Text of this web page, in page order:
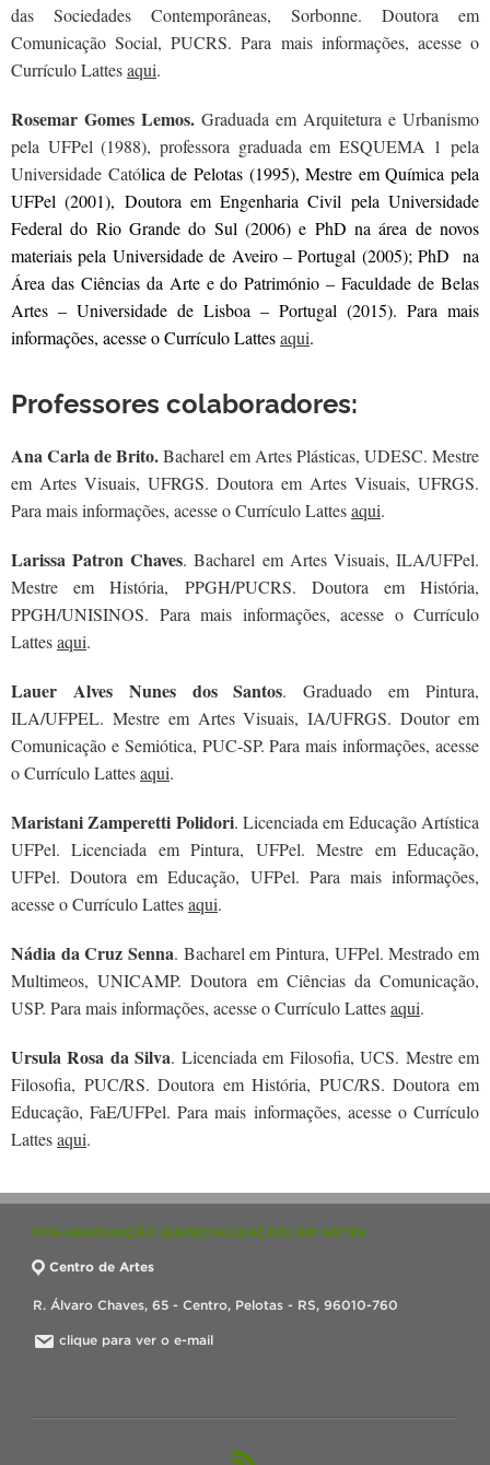
das Sociedades Contemporâneas, Sorbonne. Doutora em
Comunicação Social, PUCRS. Para mais informações, acesse o
Currículo Lattesaqui.
Rosemar Gomes Lemos. Graduada em Arquitetura e Urbanismo
pela UFPel (1988), professora graduada em ESQUEMA 1 pela
Universidade Católica de Pelotas (1995), Mestre em Química pela
UFPel (2001), Doutora em Engenharia Civil pela Universidade
Federal do Rio Grande do Sul (2006) e PhD na área de novos
materiais pela Universidade de Aveiro – Portugal (2005); PhD na
Área das Ciências da Arte e do Património – Faculdade de Belas
Artes – Universidade de Lisboa – Portugal (2015). Para mais
informações, acesse o Currículo Lattesaqui.
Professores colaboradores:
Ana Carla de Brito.Bacharel em Artes Plásticas, UDESC. Mestre
em Artes Visuais, UFRGS. Doutora em Artes Visuais, UFRGS.
Para mais informações, acesse o Currículo Lattesaqui.
Larissa Patron Chaves. Bacharel em Artes Visuais, ILA/UFPel.
Mestre em História, PPGH/PUCRS. Doutora em História,
PPGH/UNISINOS. Para mais informações, acesse o Currículo
Lattesaqui.
Lauer Alves Nunes dos Santos. Graduado em Pintura,
ILA/UFPEL. Mestre em Artes Visuais, IA/UFRGS. Doutor em
Comunicação e Semiótica, PUC-SP. Para mais informações, acesse
o Currículo Lattesaqui.
Maristani Zamperetti Polidori. Licenciada em Educação Artística
UFPel. Licenciada em Pintura, UFPel. Mestre em Educação,
UFPel. Doutora em Educação, UFPel. Para mais informações,
acesse o Currículo Lattesaqui.
Nádia da Cruz Senna. Bacharel em Pintura, UFPel. Mestrado em
Multimeos, UNICAMP. Doutora em Ciências da Comunicação,
USP. Para mais informações, acesse o Currículo Lattesaqui.
Ursula Rosa da Silva. Licenciada em Filosofia, UCS. Mestre em
Filosofia, PUC/RS. Doutora em História, PUC/RS. Doutora em
Educação, FaE/UFPel. Para mais informações, acesse o Currículo
Lattesaqui.
PÓS-GRADUAÇÃO (ESPECIALIZAÇÃO) EM ARTES
Centro de Artes
R. Álvaro Chaves, 65 - Centro, Pelotas - RS, 96010-760
clique para ver o e-mail